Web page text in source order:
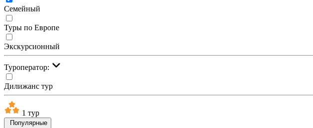
Семейный
Туры по Европе
Экскурсионный
Туроператор:
Дилижанс тур
1 тур
Популярные